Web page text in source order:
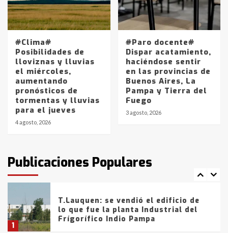
#Clima#
Posibilidades de
lloviznas y lluvias
el miércoles,
aumentando
pronósticos de
tormentas y lluvias
para el jueves
4 agosto, 2026
#Paro docente#
Dispar acatamiento,
haciéndose sentir
en las provincias de
Buenos Aires, La
Pampa y Tierra del
Fuego
3 agosto, 2026
Publicaciones Populares
5
Los precios de los combustibles en
La Pampa, desde YPF hasta Axion
entre 857 a 1338 pesos
6
La Bolsa de Cereales de Bahía
Blanca anticipa que Agosto vendrá
con lluvias y heladas, en gran parte
de la provincia
fueron detenidos por
comercialización de drogas en la
tarde del sábado
1
T.Lauquen: se vendió el edificio de
lo que fue la planta Industrial del
Frígorífico Indio Pampa